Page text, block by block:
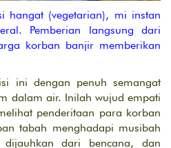
hangat (vegetarian), mi instan
Pemberian langsung dari
korban banjir memberikan
ini dengan penuh semangat
dalam air. Inilah wujud empati
penderitaan para korban
tabah menghadapi musibah
dijauhkan dari bencana, dan